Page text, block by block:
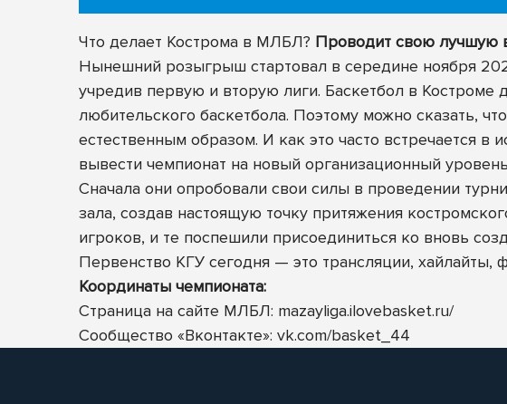
Что делает Кострома в МЛБЛ? Проводит свою лучшую
Нынешний розыгрыш стартовал в середине ноября
учредив первую и вторую лиги. Баскетбол в Костроме
любительского баскетбола. Поэтому можно сказать,
естественным образом. И как это часто встречается
вывести чемпионат на новый организационный
Сначала они опробовали свои силы в проведении
зала, создав настоящую точку притяжения
игроков, и те поспешили присоединиться ко вновь
Первенство КГУ сегодня — это трансляции, хайлайты,
Координаты чемпионата:
Страница на сайте МЛБЛ: mazayliga.ilovebasket.ru/
Сообщество «Вконтакте»: vk.com/basket_44